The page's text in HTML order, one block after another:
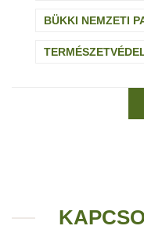
BÜKKI NEMZETI